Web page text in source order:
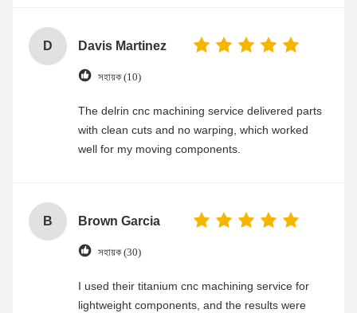
D Davis Martinez
সহায়ক (10)
The delrin cnc machining service delivered parts
with clean cuts and no warping, which worked
well for my moving components.
B Brown Garcia
সহায়ক (30)
I used their titanium cnc machining service for
lightweight components, and the results were